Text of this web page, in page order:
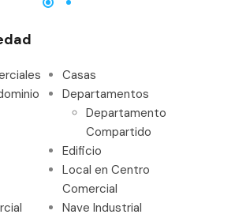
Casas
Departamentos
Departamento
Compartido
Edificio
Local en Centro
Comercial
Nave Industrial